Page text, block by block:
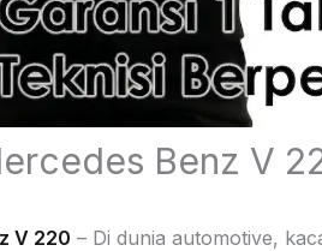
Benz V
V 220 – Di dunia automotive,